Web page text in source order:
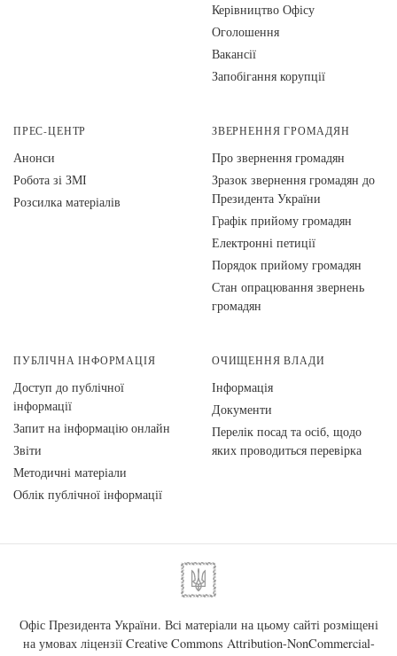
Керівництво Офісу
Оголошення
Вакансії
Запобігання корупції
ПРЕС-ЦЕНТР
Анонси
Робота зі ЗМІ
Розсилка матеріалів
ЗВЕРНЕННЯ ГРОМАДЯН
Про звернення громадян
Зразок звернення громадян до
Президента України
Графік прийому громадян
Електронні петиції
Порядок прийому громадян
Стан опрацювання звернень
громадян
ПУБЛІЧНА ІНФОРМАЦІЯ
Доступ до публічної
інформації
Запит на інформацію онлайн
Звіти
Методичні матеріали
Облік публічної інформації
ОЧИЩЕННЯ ВЛАДИ
Інформація
Документи
Перелік посад та осіб, щодо
яких проводиться перевірка
Офіс Президента України. Всі матеріали на цьому сайті розміщені
на умовах ліцензії Creative Commons Attribution-NonCommercial-